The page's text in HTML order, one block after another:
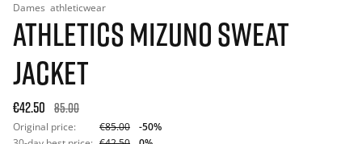
Dames athleticwear
ATHLETICS MIZUNO SWEAT
JACKET
€42.50 85.00
Original price: €85.00
-50%